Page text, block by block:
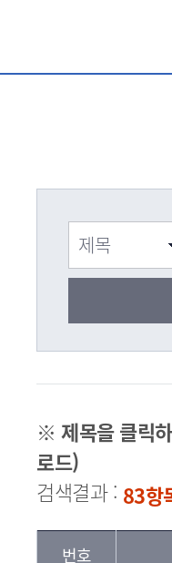
※ 제목을 클릭
로드)
검색결과 : 83항
번호